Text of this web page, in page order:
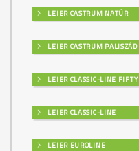
LEIER CASTRUM NATÚR
LEIER CASTRUM PALISZÁD
LEIER CLASSIC-LINE FIFTY
LEIER CLASSIC-LINE
LEIER EUROLINE